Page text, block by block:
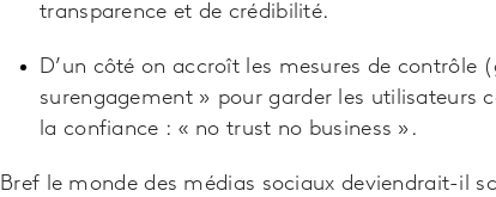
transparence et de crédibilité.
D’un côté on accroît les mesures de
surengagement » pour garder les utilisateurs
la confiance : « no trust no business ».
Bref le monde des médias sociaux deviendrait-il